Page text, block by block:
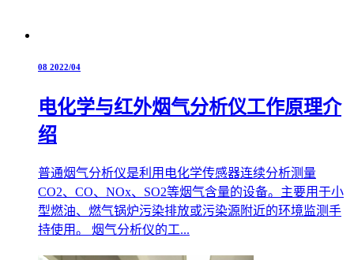
08 2022/04
电化学与红外烟气分析仪工作原理介
绍
普通烟气分析仪是利用电化学传感器连续分析测量
CO2、CO、NOx、SO2等烟气含量的设备。主要用于小
型燃油、燃气锅炉污染排放或污染源附近的环境监测手
持使用。 烟气分析仪的工...